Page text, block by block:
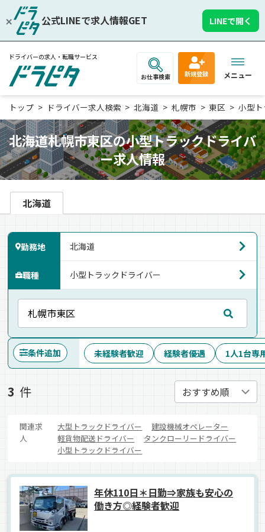
公式LINEで求人情報GET LINEで開く
ドライバーの求人・転職サービス
お仕事検索 新規登録 メニュー
トップ ドライバー求人検索 北海道 札幌市 東区 小型
北海道札幌市東区の小型トラックドライバ
ー求人情報
北海道
勤務地
職種
条件追加 未経験者歓迎 経験者優遇 1人1台専
3 件
関連求
人
大型トラックドライバー
建設機械オペレーター
軽貨物配送ドライバー
タンクローリードライバー
小型トラックドライバー
年休110日＊日勤⇒家族も安心の
働き方◎経験者歓迎